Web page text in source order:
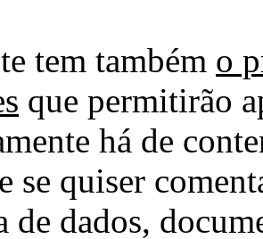
tem também o
que permitirão
há de
se quiser
de dados,